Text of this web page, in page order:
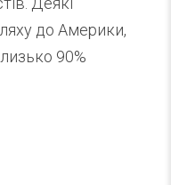
до Америки,
90%